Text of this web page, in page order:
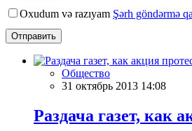
Oxudum və razıyam Şərh göndərmə
Отправить
Общество
31 октябрь 2013 14:08
Раздача газет, как